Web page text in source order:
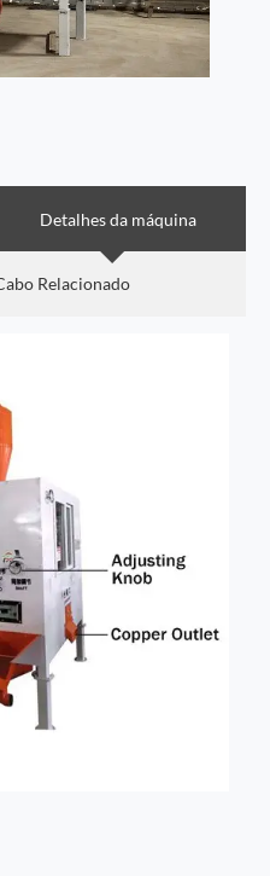
Detalhes da máquina
Relacionado